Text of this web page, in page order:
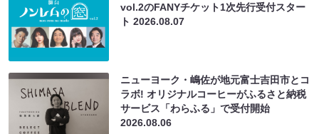
vol.2のFANYチケット1次先行受付スター
ト2026.08.07
ニューヨーク・嶋佐が地元富士吉田市とコ
ラボ! オリジナルコーヒーがふるさと納税
サービス「わらふる」で受付開始
2026.08.06